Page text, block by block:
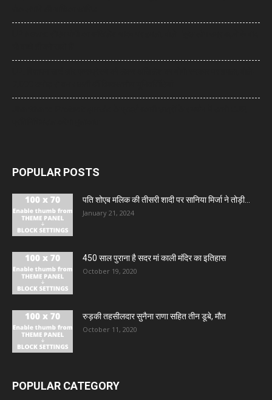
POPULAR POSTS
पति शोएब मलिक की तीसरी शादी पर सानिया मिर्जा ने तोड़ी...
January 21, 2024
450 साल पुराना है सदर मां काली मंदिर का इतिहास
October 19, 2020
रुड़की तहसीलदार सुनैना राणा सहित तीन डूबे, मौत
October 11, 2020
POPULAR CATEGORY